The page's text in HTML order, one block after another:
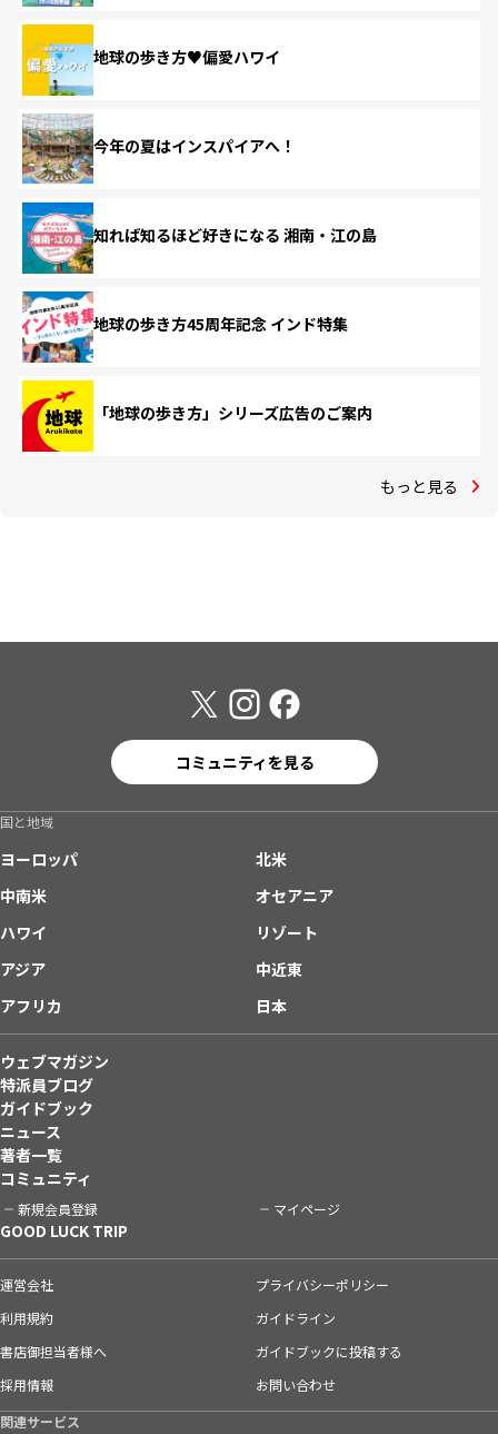
地球の歩き方♥偏愛ハワイ
今年の夏はインスパイアへ！
知れば知るほど好きになる 湘南・江の島
地球の歩き方45周年記念 インド特集
「地球の歩き方」シリーズ広告のご案内
もっと見る
コミュニティを見る
国と地域
ヨーロッパ
北米
中南米
オセアニア
ハワイ
リゾート
アジア
中近東
アフリカ
日本
ウェブマガジン
特派員ブログ
ガイドブック
ニュース
著者一覧
コミュニティ
新規会員登録 マイページ
GOOD LUCK TRIP
運営会社
プライバシーポリシー
利用規約
ガイドライン
書店御担当者様へ
ガイドブックに投稿する
採用情報
お問い合わせ
関連サービス